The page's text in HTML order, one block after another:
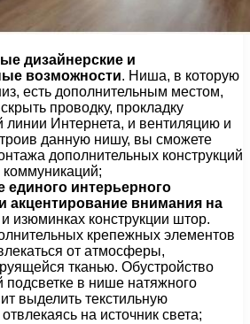
дизайнерские и
возможности. Ниша, в которую
есть дополнительным местом,
проводку, прокладку
линии Интернета, и вентиляцию и
данную нишу, вы сможете
дополнительных конструкций
интерьерного
акцентирование внимания на
изюминках конструкции штор.
крепежных элементов
от атмосферы,
тканью. Обустройство
подсветке в нише натяжного
выделить текстильную
на источник света;